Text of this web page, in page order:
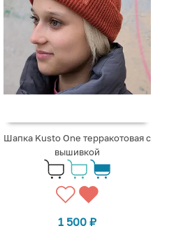
Шапка Kusto One терракотовая с
вышивкой
1 500 ₽